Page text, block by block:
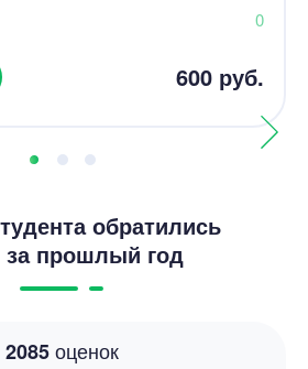
0
600 руб.
обратились
за прошлый год
2085оценок